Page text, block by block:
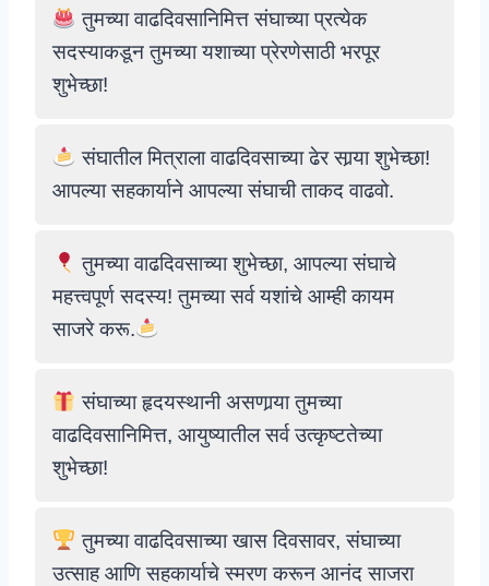
तुमच्या वाढदिवसानिमित्त संघाच्या प्रत्येक
सदस्याकडून तुमच्या यशाच्या प्रेरणेसाठी भरपूर
शुभेच्छा!
संघातील मित्राला वाढदिवसाच्या ढेर सार्‍या शुभेच्छा!
आपल्या सहकार्याने आपल्या संघाची ताकद वाढवो.
तुमच्या वाढदिवसाच्या शुभेच्छा, आपल्या संघाचे
महत्त्वपूर्ण सदस्य! तुमच्या सर्व यशांचे आम्ही कायम
साजरे करू.
संघाच्या हृदयस्थानी असणार्‍या तुमच्या
वाढदिवसानिमित्त, आयुष्यातील सर्व उत्कृष्टतेच्या
शुभेच्छा!
तुमच्या वाढदिवसाच्या खास दिवसावर, संघाच्या
उत्साह आणि सहकार्याचे स्मरण करून आनंद साजरा